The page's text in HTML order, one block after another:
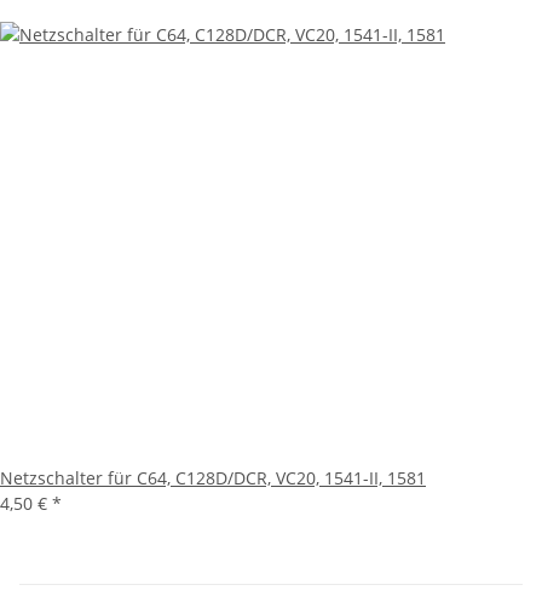
Netzschalter für C64, C128D/DCR, VC20, 1541-II, 1581
4,50 € *